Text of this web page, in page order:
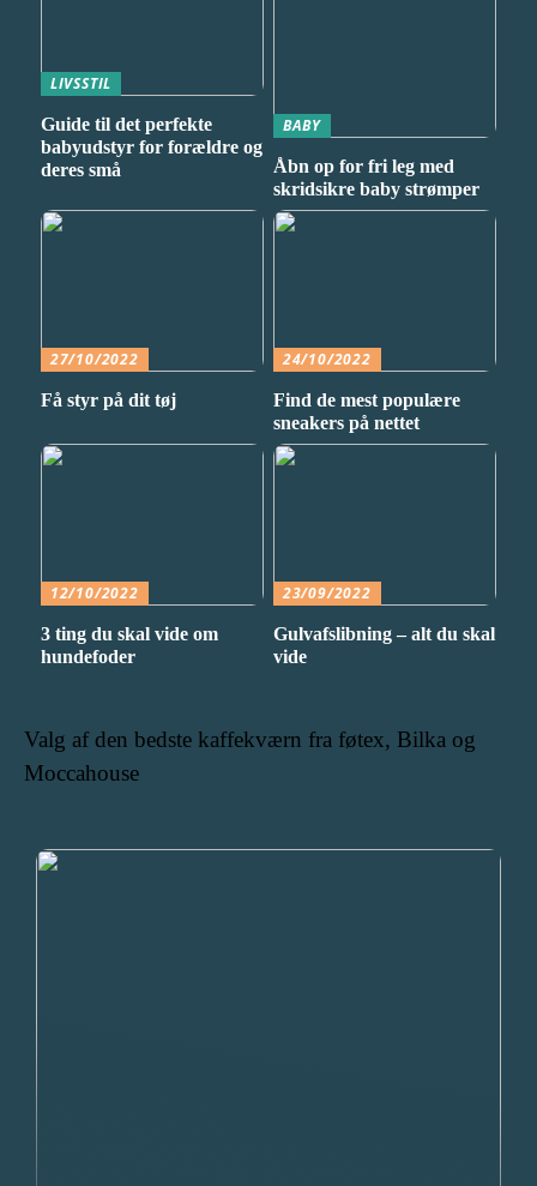
LIVSSTIL
Guide til det perfekte
babyudstyr for forældre og
deres små
BABY
Åbn op for fri leg med
skridsikre baby strømper
27/10/2022
Få styr på dit tøj
24/10/2022
Find de mest populære
sneakers på nettet
12/10/2022
3 ting du skal vide om
hundefoder
23/09/2022
Gulvafslibning – alt du skal
vide
Valg af den bedste kaffekværn fra føtex, Bilka og
Moccahouse